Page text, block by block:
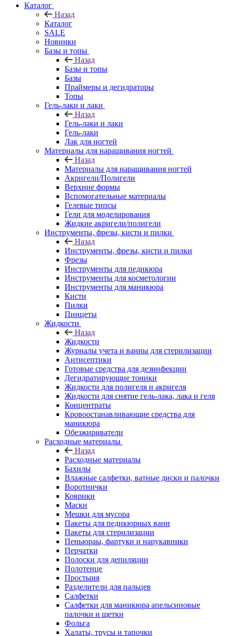
Каталог
Назад
Каталог
SALE
Новинки
Базы и топы
Назад
Базы и топы
Базы
Праймеры и дегидраторы
Топы
Гель-лаки и лаки
Назад
Гель-лаки и лаки
Гель-лаки
Лак для ногтей
Материалы для наращивания ногтей
Назад
Материалы для наращивания ногтей
Акригели/Полигели
Верхние формы
Вспомогательные материалы
Гелевые типсы
Гели для моделирования
Жидкие акригели/полигели
Инструменты, фрезы, кисти и пилки
Назад
Инструменты, фрезы, кисти и пилки
Фрезы
Инструменты для педикюра
Инструменты для косметологии
Инструменты для маникюра
Кисти
Пилки
Пинцеты
Жидкости
Назад
Жидкости
Журналы учета и ванны для стерилизации
Антисептики
Готовые средства для дезинфекции
Дегидратирующие тоники
Жидкости для полигеля и акригеля
Жидкости для снятие гель-лака, лака и геля
Концентраты
Кровоостанавливающие средства для
маникюра
Обезжириватели
Расходные материалы
Назад
Расходные материалы
Бахилы
Влажные салфетки, ватные диски и палочки
Воротнички
Коврики
Маски
Мешки для мусора
Пакеты для педикюрных ванн
Пакеты для стерилизации
Пеньюраы, фартуки и нарукавники
Перчатки
Полоски для депиляции
Полотенце
Простыня
Разделители для пальцев
Салфетки
Салфетки для маникюра апельсиновые
палочки и щетки
Фольга
Халаты, трусы и тапочки